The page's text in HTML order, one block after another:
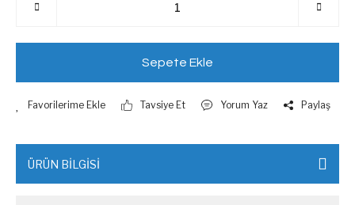
Sepete Ekle
Tavsiye Et Yorum Yaz Paylaş
ÜRÜN BİLGİSİ